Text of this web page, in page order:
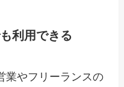
利用できる
業やフリーランスの